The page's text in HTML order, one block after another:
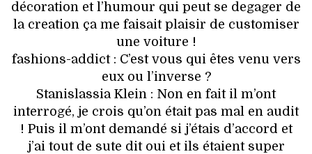
décoration et l’humour qui peut se degager de
la creation ça me faisait plaisir de customiser
une voiture !
fashions-addict : C’est vous qui êtes venu vers
eux ou l’inverse ?
Stanislassia Klein : Non en fait il m’ont
interrogé, je crois qu’on était pas mal en audit
! Puis il m’ont demandé si j’étais d’accord et
j’ai tout de sute dit oui et ils étaient super